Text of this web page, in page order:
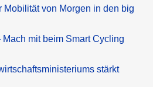
Mobilität von Morgen in den big
mit beim Smart Cycling
stärkt